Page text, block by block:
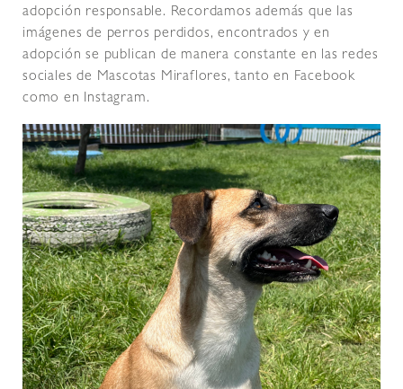
adopción responsable. Recordamos además que las
imágenes de perros perdidos, encontrados y en
adopción se publican de manera constante en las redes
sociales de Mascotas Miraflores, tanto en Facebook
como en Instagram.